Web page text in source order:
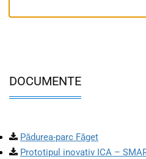
DOCUMENTE
Pădurea-parc Făget
Prototipul inovativ ICA –